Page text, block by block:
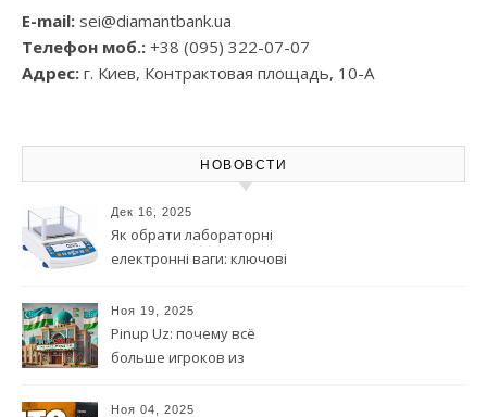
E-mail: sei@diamantbank.ua
Телефон моб.: +38 (095) 322-07-07
Адрес: г. Киев, Контрактовая площадь, 10-А
НОВОВСТИ
Дек 16, 2025
Як обрати лабораторні
електронні ваги: ключові
звернути увагу
Ноя 19, 2025
Pinup Uz: почему всё
больше игроков из
платформу
Ноя 04, 2025